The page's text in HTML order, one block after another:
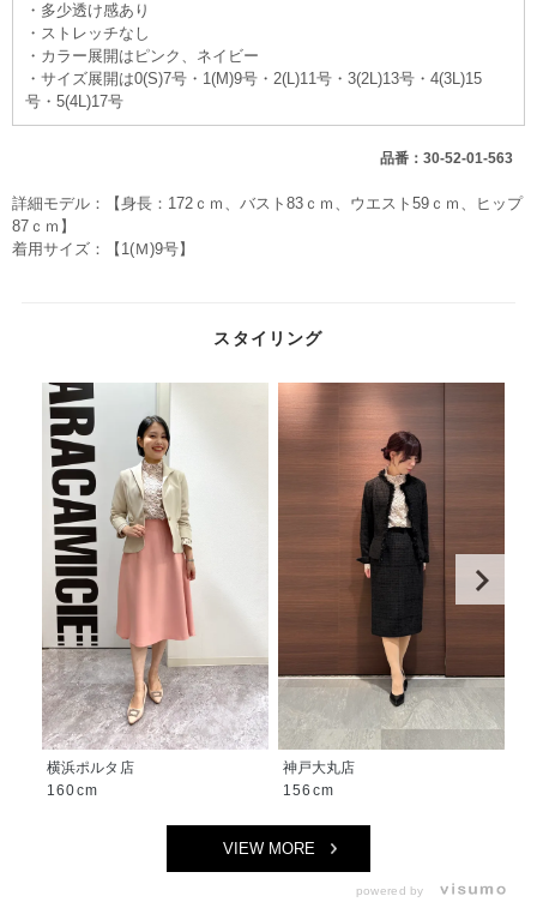
・多少透け感あり
・ストレッチなし
・カラー展開はピンク、ネイビー
・サイズ展開は0(S)7号・1(M)9号・2(L)11号・3(2L)13号・4(3L)15
号・5(4L)17号
品番：30-52-01-563
詳細モデル：【身長：172ｃｍ、バスト83ｃｍ、ウエスト59ｃｍ、ヒップ
87ｃｍ】
着用サイズ：【1(Ｍ)9号】
スタイリング
横浜ポルタ店
160cm
神戸大丸店
156cm
VIEW MORE
powered by